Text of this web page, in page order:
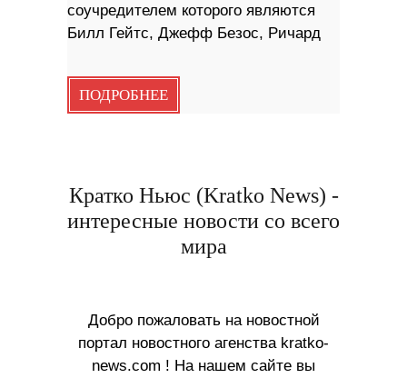
соучредителем которого являются
Билл Гейтс, Джефф Безос, Ричард
ПОДРОБНЕЕ
Кратко Ньюс (Kratko News) -
интересные новости со всего
мира
Добро пожаловать на новостной
портал новостного агенства kratko-
news.com ! На нашем сайте вы